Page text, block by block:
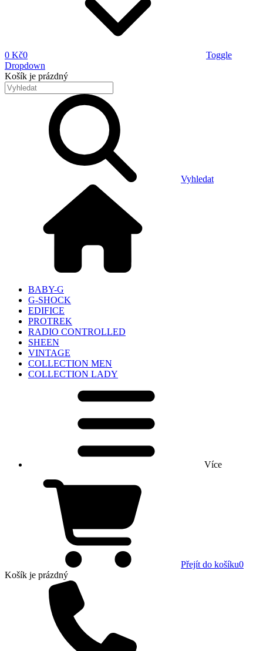
0 Kč0
Toggle
Dropdown
Košík je prázdný
Vyhledat
BABY-G
G-SHOCK
EDIFICE
PROTREK
RADIO CONTROLLED
SHEEN
VINTAGE
COLLECTION MEN
COLLECTION LADY
Více
Přejít do košíku0
Košík je prázdný